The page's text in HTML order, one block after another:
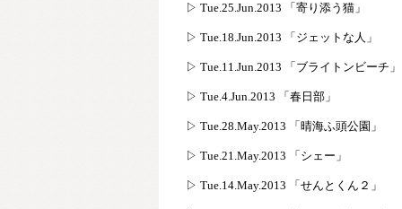
▷ Tue.25.Jun.2013 「寄り添う猫」
▷ Tue.18.Jun.2013 「ジェットな人」
▷ Tue.11.Jun.2013 「ブライトンビーチ」
▷ Tue.4.Jun.2013 「春日部」
▷ Tue.28.May.2013 「晴海ふ頭公園」
▷ Tue.21.May.2013 「シェー」
▷ Tue.14.May.2013 「せんとくん２」